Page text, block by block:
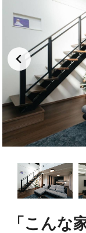
プ
「こんな